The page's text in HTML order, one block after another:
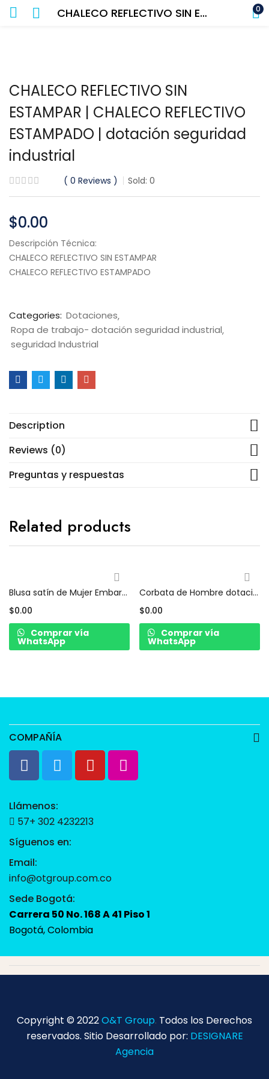
CHALECO REFLECTIVO SIN ESTAMPAR | CHALECO REFLECTIVO ESTAMPADO | dotación seguridad industrial 0
CHALECO REFLECTIVO SIN
ESTAMPAR | CHALECO REFLECTIVO
ESTAMPADO | dotación seguridad
industrial
0 Reviews Sold: 0
$0.00
Descripción Técnica:
CHALECO REFLECTIVO SIN ESTAMPAR
CHALECO REFLECTIVO ESTAMPADO
Categories: Dotaciones
Ropa de trabajo- dotación seguridad industrial
seguridad Industrial
Description
Reviews (0)
Preguntas y respuestas
Related products
Blusa satín de Mujer Embaraza dotación – dotación de seguridad privada y/o guarda de seguridad para Hombre (copia)
$0.00
Comprar vía
WhatsApp
Corbata de Hombre dotación – dotación de seguridad privada y/o guarda de seguridad para Hombre
$0.00
Comprar vía
WhatsApp
COMPAÑÍA
Llámenos:
57+ 302 4232213
Síguenos en:
Email:
info@otgroup.com.co
Sede Bogotá:
Carrera 50 No. 168 A 41 Piso 1
Bogotá, Colombia
Copyright © 2022O&T Group. Todos los Derechos
reservados. Sitio Desarrollado por: DESIGNARE
Agencia